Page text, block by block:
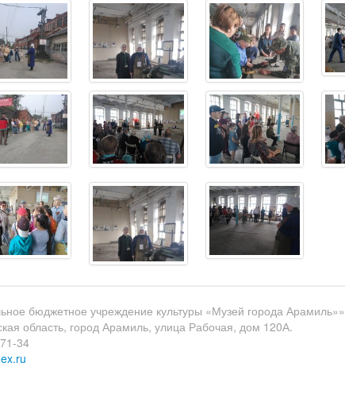
бюджетное учреждение культуры «Музей города Арамиль»»
область, город Арамиль, улица Рабочая, дом 120А.
34